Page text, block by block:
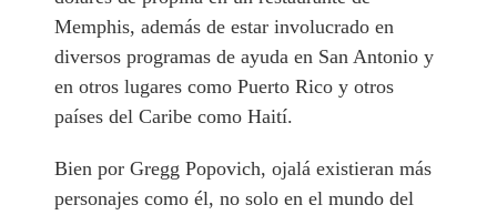
Memphis, además de estar involucrado en
diversos programas de ayuda en San Antonio y
en otros lugares como Puerto Rico y otros
países del Caribe como Haití.
Bien por Gregg Popovich, ojalá existieran más
personajes como él, no solo en el mundo del